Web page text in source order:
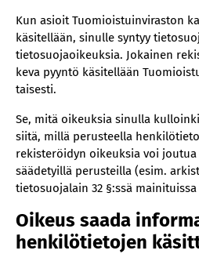
Kun asioit Tuo­miois­tuin­vi­ras­ton
käsitellään, si­nul­le syn­tyy
tie­to­suo­ja­oi­keuk­sia. Jo­kai­nen
ke­va pyyn­tö kä­si­tel­lään
tai­ses­ti.
Se, mitä oikeuksia sinulla
siitä, millä perusteella
rekisteröidyn oikeuksia voi
säädetyillä perusteilla (esim.
tietosuojalain 32 §:ssä
Oikeus saada
henkilötietojen